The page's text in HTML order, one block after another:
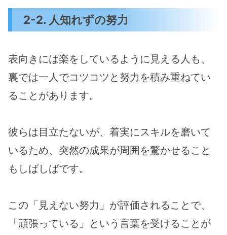
2-2. 人知れずの努力
表向きには楽をしているように見える人も、
裏では一人でコツコツと努力を積み重ねてい
ることがあります。
彼らは目立たないが、着実にスキルを磨いて
いるため、突然の成果が周囲を驚かせること
もしばしばです。
この「見えない努力」が評価されることで、
「頑張っている」という言葉を受けることが